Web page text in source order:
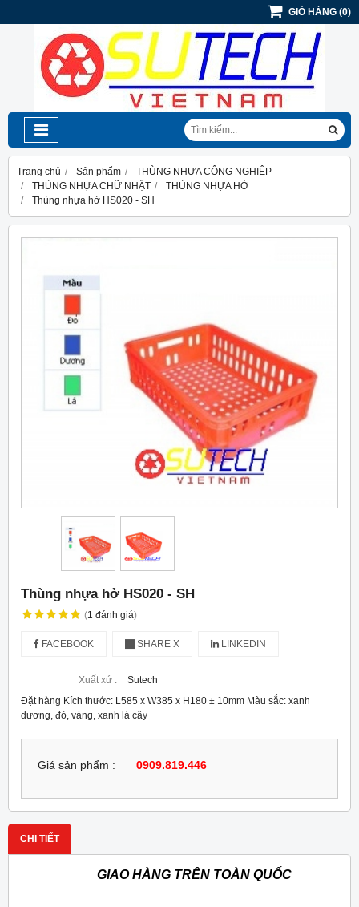
GIỎ HÀNG (0)
Trang chủ Sản phẩm
THÙNG NHỰA CÔNG NGHIỆP
THÙNG NHỰA CHỮ NHẬT
THÙNG NHỰA HỞ
Thùng nhựa hở HS020 - SH
Thùng nhựa hở HS020 - SH
(1 đánh giá)
FACEBOOK SHARE X LINKEDIN
Xuất xứ :
Sutech
Đặt hàng Kích thước: L585 x W385 x H180 ± 10mm Màu sắc: xanh
dương, đỏ, vàng, xanh lá cây
Giá sản phẩm : 0909.819.446
CHI TIẾT
GIAO HÀNG TRÊN TOÀN QUỐC